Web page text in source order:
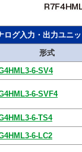
ログ入力・出力ユニ
形式
6-SV4
6-SVF4
6-TS4
6-LC2